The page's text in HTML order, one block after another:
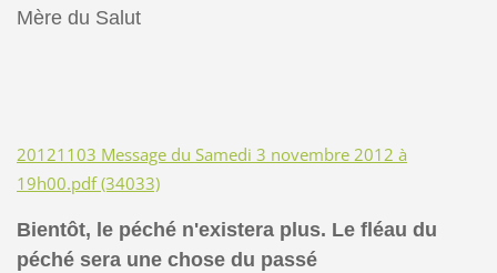
Mère du Salut
20121103 Message du Samedi 3 novembre 2012 à
19h00.pdf (34033)
Bientôt, le péché n'existera plus. Le fléau du
péché sera une chose du passé